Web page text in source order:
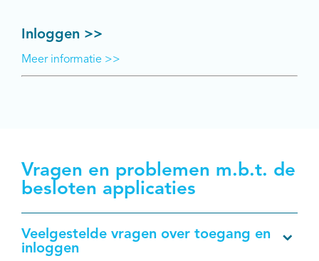
Inloggen >>
Meer informatie >>
Vragen en problemen m.b.t. de
besloten applicaties
Veelgestelde vragen over toegang en
inloggen